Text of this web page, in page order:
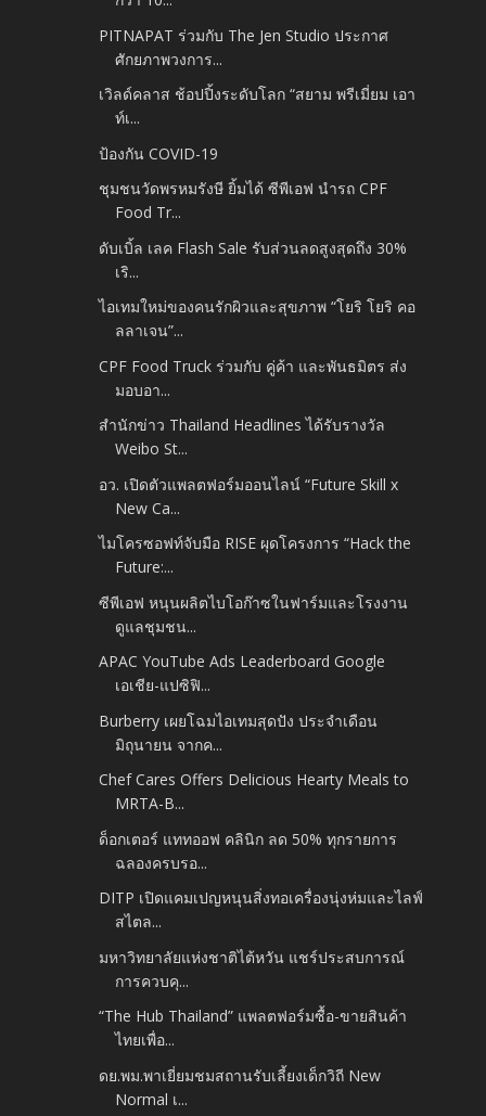
PITNAPAT ร่วมกับ The Jen Studio ประกาศ
ศักยภาพวงการ...
เวิลด์คลาส ช้อปปิ้งระดับโลก “สยาม พรีเมี่ยม เอา
ท์เ...
ป้องกัน COVID-19
ชุมชนวัดพรหมรังษี ยิ้มได้ ซีพีเอฟ นำรถ CPF
Food Tr...
ดับเบิ้ล เลค Flash Sale รับส่วนลดสูงสุดถึง 30%
เริ...
ไอเทมใหม่ของคนรักผิวและสุขภาพ “โยริ โยริ คอ
ลลาเจน”...
CPF Food Truck ร่วมกับ คู่ค้า และพันธมิตร ส่ง
มอบอา...
สำนักข่าว Thailand Headlines ได้รับรางวัล
Weibo St...
อว. เปิดตัวแพลตฟอร์มออนไลน์ “Future Skill x
New Ca...
ไมโครซอฟท์จับมือ RISE ผุดโครงการ “Hack the
Future:...
ซีพีเอฟ หนุนผลิตไบโอก๊าซในฟาร์มและโรงงาน
ดูแลชุมชน...
APAC YouTube Ads Leaderboard Google
เอเชีย-แปซิฟิ...
Burberry เผยโฉมไอเทมสุดปัง ประจำเดือน
มิถุนายน จากค...
Chef Cares Offers Delicious Hearty Meals to
MRTA-B...
ด็อกเตอร์ แททออฟ คลินิก ลด 50% ทุกรายการ
ฉลองครบรอ...
DITP เปิดแคมเปญหนุนสิ่งทอเครื่องนุ่งห่มและไลฟ์
สไตล...
มหาวิทยาลัยแห่งชาติไต้หวัน แชร์ประสบการณ์
การควบคุ...
“The Hub Thailand” แพลตฟอร์มซื้อ-ขายสินค้า
ไทยเพื่อ...
ดย.พม.พาเยี่ยมชมสถานรับเลี้ยงเด็กวิถี New
Normal เ...